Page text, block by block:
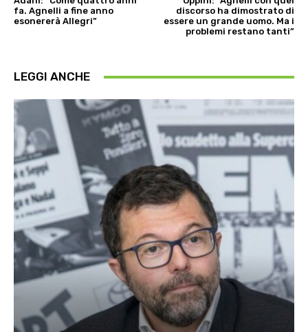
fa. Agnelli a fine anno
esonererà Allegri”
discorso ha dimostrato di
essere un grande uomo. Ma i
problemi restano tanti”
LEGGI ANCHE